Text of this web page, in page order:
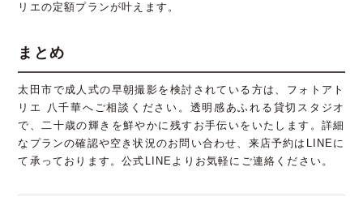
リエの定額プランが叶えます。
まとめ
太田市で成人式の早朝撮影を検討されている方は、フォトアト
リエ 八千華へご相談ください。透明感あふれる貸切スタジオ
で、二十歳の輝きを鮮やかに残すお手伝いをいたします。詳細
なプランの確認や空き状況のお問い合わせ、来店予約はLINEに
て承っております。公式LINEよりお気軽にご連絡ください。